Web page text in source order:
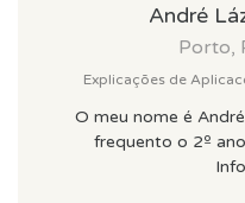
André
Porto,
Explicações de
O meu nome é
frequento o 2º